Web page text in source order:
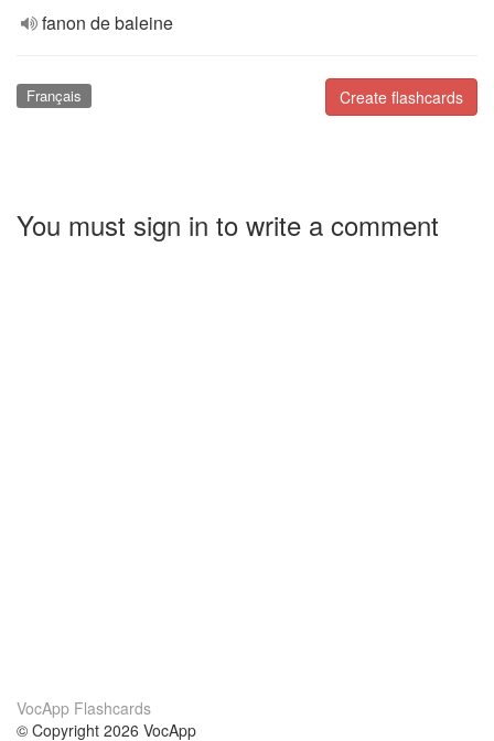
fanon de baleine
Create flashcards
Français
You must sign in to write a comment
VocApp Flashcards
© Copyright 2026 VocApp